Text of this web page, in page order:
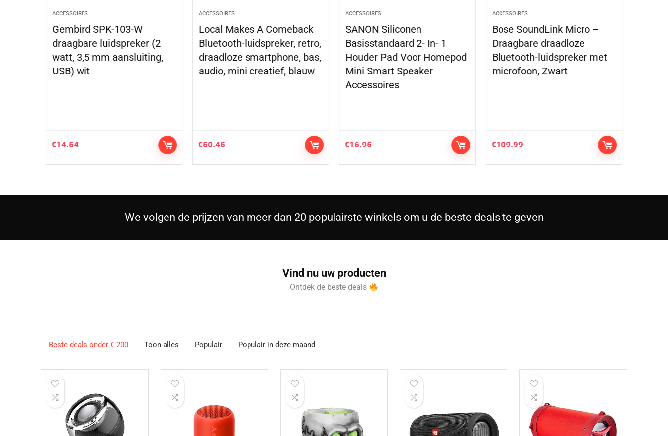
ACCESSOIRES
Gembird SPK-103-W
draagbare luidspreker (2
watt, 3,5 mm aansluiting,
USB) wit
€14.54
ACCESSOIRES
Local Makes A Comeback
Bluetooth-luidspreker, retro,
draadloze smartphone, bas,
audio, mini creatief, blauw
€50.45
ACCESSOIRES
SANON Siliconen
Basisstandaard 2- In- 1
Houder Pad Voor Homepod
Mini Smart Speaker
Accessoires
€16.95
ACCESSOIRES
Bose SoundLink Micro –
Draagbare draadloze
Bluetooth-luidspreker met
microfoon, Zwart
€109.99
We volgen de prijzen van meer dan 20 populairste winkels om u de beste deals te geven
Vind nu uw producten
Ontdek de beste deals
Beste deals onder € 200 Toon alles Populair Populair in deze maand